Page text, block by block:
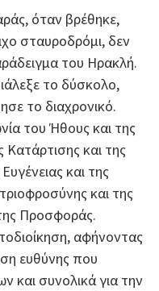
όταν βρέθηκε,
σταυροδρόμι, δεν
του Ηρακλή.
το δύσκολο,
το διαχρονικό.
του Ήθους και της
Κατάρτισης και της
και της
και της
Προσφοράς.
αφήνοντας
ευθύνης που
και συνολικά για την